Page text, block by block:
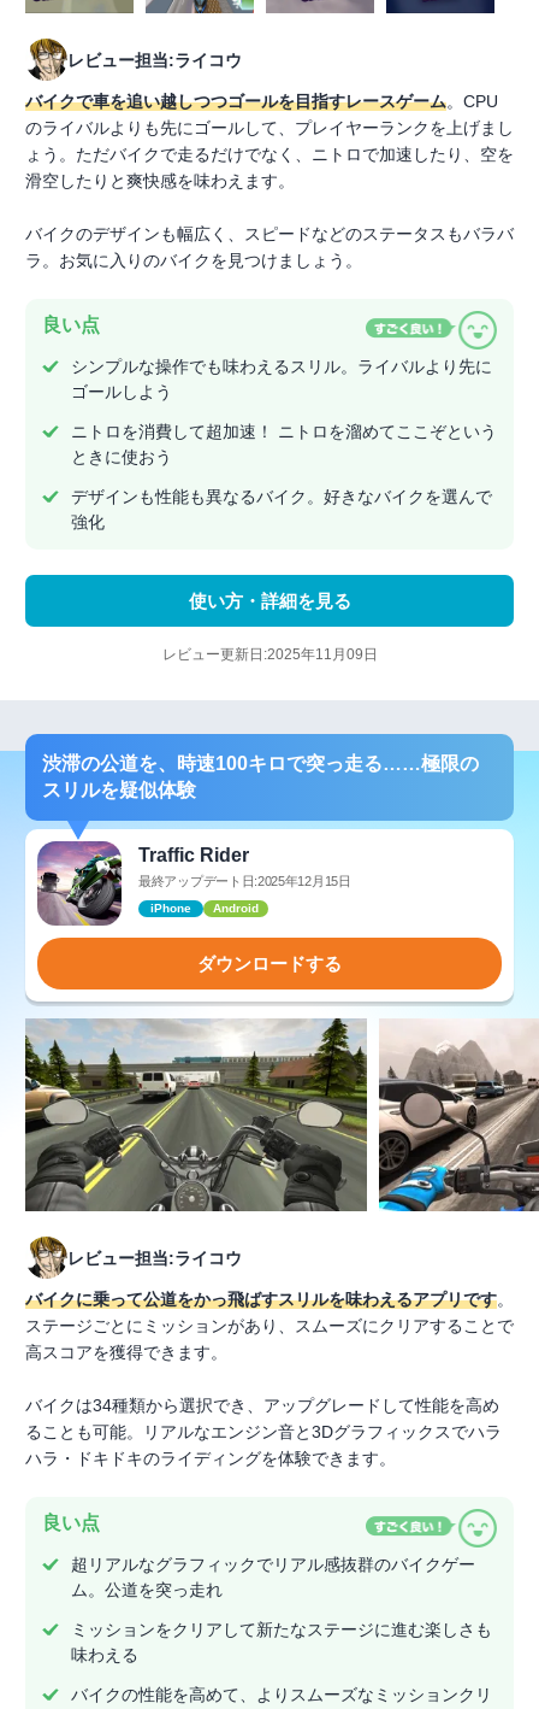
レビュー担当:ライコウ
バイクで車を追い越しつつゴールを目指すレースゲーム。CPU
のライバルよりも先にゴールして、プレイヤーランクを上げまし
ょう。ただバイクで走るだけでなく、ニトロで加速したり、空を
滑空したりと爽快感を味わえます。
バイクのデザインも幅広く、スピードなどのステータスもバラバ
ラ。お気に入りのバイクを見つけましょう。
良い点
シンプルな操作でも味わえるスリル。ライバルより先に
ゴールしよう
ニトロを消費して超加速！ ニトロを溜めてここぞという
ときに使おう
デザインも性能も異なるバイク。好きなバイクを選んで
強化
使い方・詳細を見る
レビュー更新日:2025年11月09日
渋滞の公道を、時速100キロで突っ走る……極限の
スリルを疑似体験
Traffic Rider
最終アップデート日:2025年12月15日
iPhone Android
ダウンロードする
レビュー担当:ライコウ
バイクに乗って公道をかっ飛ばすスリルを味わえるアプリです。
ステージごとにミッションがあり、スムーズにクリアすることで
高スコアを獲得できます。
バイクは34種類から選択でき、アップグレードして性能を高め
ることも可能。リアルなエンジン音と3Dグラフィックスでハラ
ハラ・ドキドキのライディングを体験できます。
良い点
超リアルなグラフィックでリアル感抜群のバイクゲー
ム。公道を突っ走れ
ミッションをクリアして新たなステージに進む楽しさも
味わえる
バイクの性能を高めて、よりスムーズなミッションクリ